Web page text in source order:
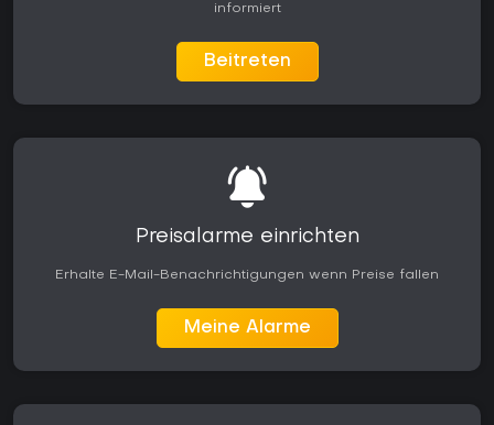
informiert
Beitreten
Preisalarme einrichten
Erhalte E-Mail-Benachrichtigungen wenn Preise fallen
Meine Alarme